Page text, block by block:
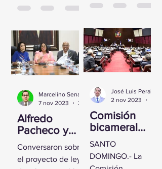
Humanos de la
Diputados visitó la
Fortaleza de Santa
Bárbara de
Samaná, a fin de...
Cámara de
un encuentro con
la Directora de
Persecución del...
Alfredo
Pacheco y
comisión de
diputados
reciben a la
Conversaron sobre
el proyecto de ley
Marcelino Sena
7 nov 2023
Comisión
bicameral
inicia hoy el
estudio del
Presupuesto
SANTO
DOMINGO.- La
José Luis Peralta
2 nov 2023